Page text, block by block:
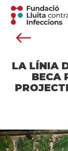
LA LÍNIA
BECA